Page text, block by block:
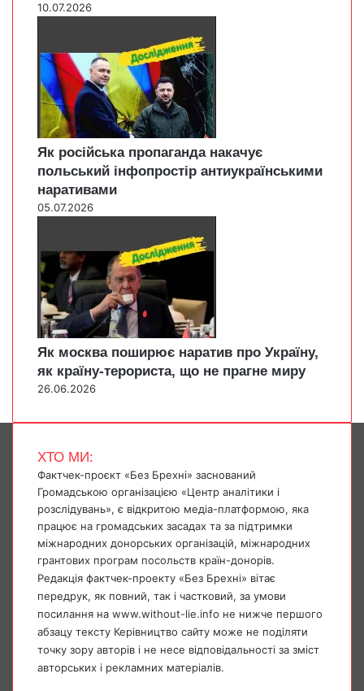
10.07.2026
Як російська пропаганда накачує
польський інфопростір антиукраїнськими
наративами
05.07.2026
Як москва поширює наратив про Україну,
як країну-терориста, що не прагне миру
26.06.2026
ХТО МИ:
Фактчек-проєкт «Без Брехні» заснований
Громадською організацією «Центр аналітики і
розслідувань», є відкритою медіа-платформою, яка
працює на громадських засадах та за підтримки
міжнародних донорських організацій, міжнародних
грантових програм посольств країн-донорів.
Редакція фактчек-проекту «Без Брехні» вітає
передрук, як повний, так і частковий, за умови
посилання на www.without-lie.info не нижче першого
абзацу тексту Керівництво сайту може не поділяти
точку зору авторів і не несе відповідальності за зміст
авторських і рекламних матеріалів.